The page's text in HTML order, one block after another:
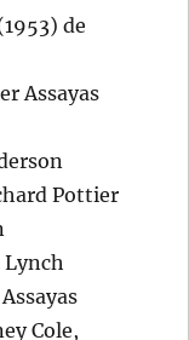
de
Assayas
Pottier
Cole,